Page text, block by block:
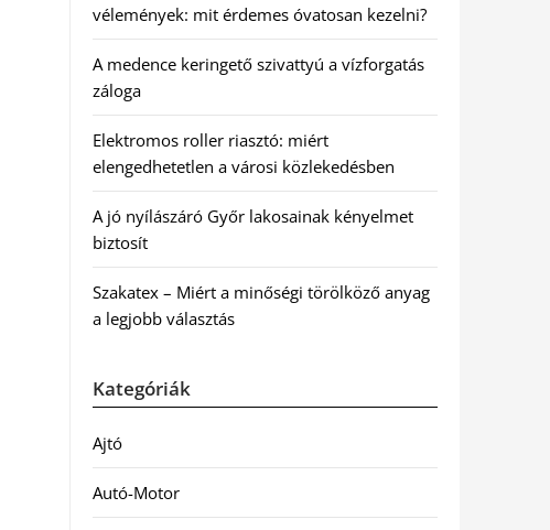
vélemények: mit érdemes óvatosan kezelni?
A medence keringető szivattyú a vízforgatás
záloga
Elektromos roller riasztó: miért
elengedhetetlen a városi közlekedésben
A jó nyílászáró Győr lakosainak kényelmet
biztosít
Szakatex – Miért a minőségi törölköző anyag
a legjobb választás
Kategóriák
Ajtó
Autó-Motor